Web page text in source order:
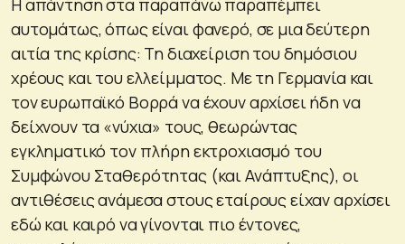
Η απάντηση στα παραπάνω παραπέμπει
αυτομάτως, όπως είναι φανερό, σε μια δεύτερη
αιτία της κρίσης: Τη διαχείριση του δημόσιου
χρέους και του ελλείμματος. Με τη Γερμανία και
τον ευρωπαϊκό Βορρά να έχουν αρχίσει ήδη να
δείχνουν τα «νύχια» τους, θεωρώντας
εγκληματικό τον πλήρη εκτροχιασμό του
Συμφώνου Σταθερότητας (και Ανάπτυξης), οι
αντιθέσεις ανάμεσα στους εταίρους είχαν αρχίσει
εδώ και καιρό να γίνονται πιο έντονες,